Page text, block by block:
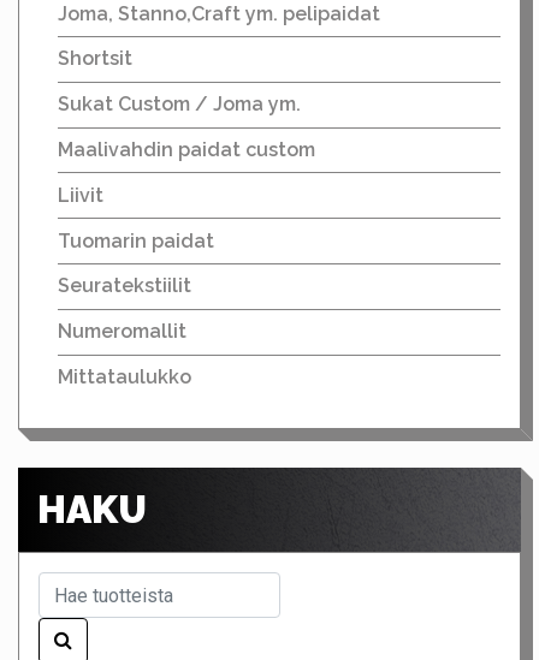
Joma, Stanno,Craft ym. pelipaidat
Shortsit
Sukat Custom / Joma ym.
Maalivahdin paidat custom
Liivit
Tuomarin paidat
Seuratekstiilit
Numeromallit
Mittataulukko
HAKU